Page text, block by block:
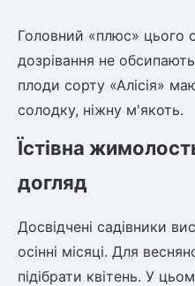
Головний «плюс» цього
дозрівання не
плоди сорту «Алісія»
солодку, ніжну м'якоть.
Їстівна
догляд
Досвідчені садівники
осінні місяці. Для
підібрати квітень. У